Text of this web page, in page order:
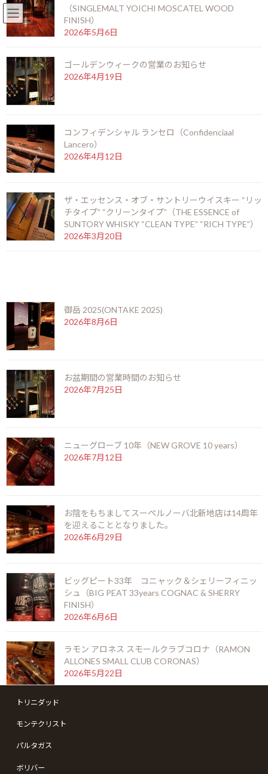
北新地店 06-6346-3377 English
コ
ン
ツ
へ
ッ
プ
ナ
ー
シ
ョ
移
動
ベガスロバイナ ファモソス
HOME シガーを愉しむ
ベガスロバイナ
ベガスロバイナ ファモソス
Vegas Robaina Famosos
サイズ：エルモソNO.4
エルモソNO.4というサイズに新たに加わったのが、このベガ
ス・ロバイナの「ファモソス」です。
土っぽい香りと強すぎないスパイス。熟成されるとリッチな
アロマで、蜂蜜の様な甘味と旨味が広がります。
ベガスロバイナINDEX
※当店ではシガー（葉巻）の通販はしておりません。当店にお越しいただき
熟成シガーをお楽しみください。
F
ac
e
b
o
o
k
X Li
e
M
se
n
g
p
Li
シガーを愉しむ
コイーバ
トリニダッド
モンテクリスト
パルタガス
ボリバー
（SINGLEMALT YOICHI MOSCATEL WOOD
FINISH）
2026年5月6日
ゴールデンウィークの営業のお知らせ
2026年4月19日
コンフィデンシャル ランセロ（Confidenciaal
Lancero）
2026年4月12日
ザ・エッセンス・オブ・サントリーウイスキー “リッ
チタイプ” “クリーンタイプ”（THE ESSENCE of
SUNTORY WHISKY “CLEAN TYPE” “RICH TYPE”）
2026年3月20日
御岳 2025(ONTAKE 2025)
2026年8月6日
お盆期間の営業時間のお知らせ
2026年7月25日
ニューグローブ 10年（NEW GROVE 10 years）
2026年7月12日
お陰をもちましてスーペルノーバ北新地店は14周年
を迎えることとなりました。
2026年6月29日
ビッグピート33年 コニャック＆シェリーフィニッ
シュ（BIG PEAT 33years COGNAC & SHERRY
FINISH）
2026年6月6日
ラモン アロネス スモールクラブコロナ（RAMON
ALLONES SMALL CLUB CORONAS）
2026年5月22日